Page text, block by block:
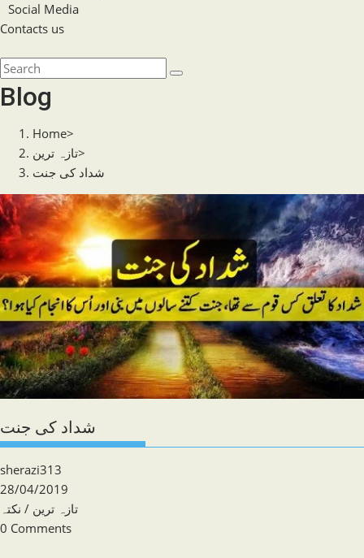
Social Media
Contacts us
website
search
Search
this
website
Blog
Home>
تازہ ترین>
شداد کی جنت
شداد کی جنت
Post
author:
sherazi313
Post
published:
28/04/2019
Post
category:
تازہ ترین / نکتہ
Post
0 Comments